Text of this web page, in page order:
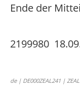
Ende der
2199980
de | DE000ZEAL241 |